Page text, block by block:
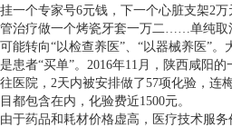
挂一个专家号6元钱，下一个心脏支架2
管治疗做一个烤瓷牙套一万二……单纯取
可能转向“以检查养医”、“以器械养医”
是患者“买单”。2016年11月，陕西咸阳
往医院，2天内被安排做了57项化验，连
目都包含在内，化验费近1500元。
由于药品和耗材价格虚高，医疗技术服